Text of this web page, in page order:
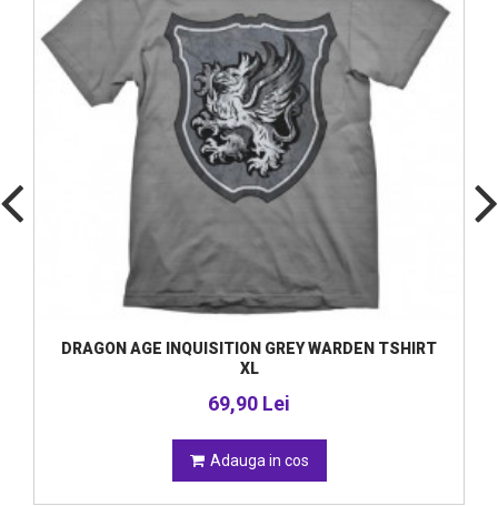
DRAGON AGE INQUISITION GREY WARDEN TSHIRT
XL
69,90 Lei
Adauga in cos